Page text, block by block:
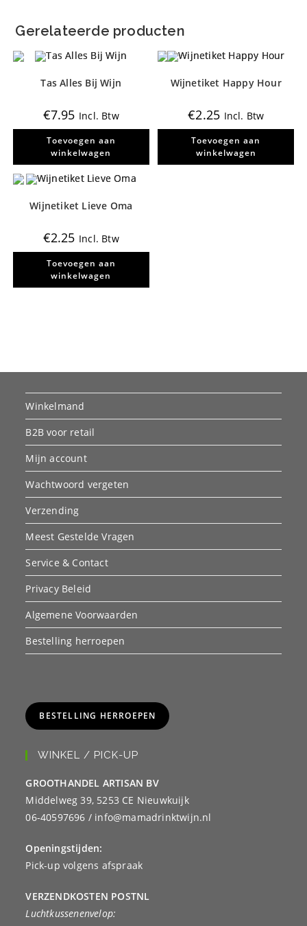
Gerelateerde producten
Tas Alles Bij Wijn
€7.95 Incl. Btw
Toevoegen aan
winkelwagen
Wijnetiket Happy Hour
€2.25 Incl. Btw
Toevoegen aan
winkelwagen
Wijnetiket Lieve Oma
€2.25 Incl. Btw
Toevoegen aan
winkelwagen
Winkelmand
B2B voor retail
Mijn account
Wachtwoord vergeten
Verzending
Meest Gestelde Vragen
Service & Contact
Privacy Beleid
Algemene Voorwaarden
Bestelling herroepen
BESTELLING HERROEPEN
WINKEL / PICK-UP
GROOTHANDEL ARTISAN BV
Middelweg 39, 5253 CE Nieuwkuijk
06-40597696 / info@mamadrinktwijn.nl
Openingstijden:
Pick-up volgens afspraak
VERZENDKOSTEN POSTNL
Luchtkussenenvelop: